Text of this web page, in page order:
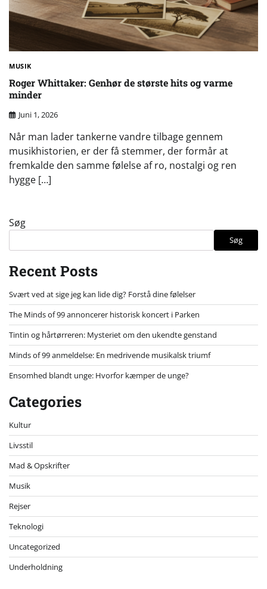
MUSIK
Roger Whittaker: Genhør de største hits og varme
minder
Juni 1, 2026
Når man lader tankerne vandre tilbage gennem
musikhistorien, er der få stemmer, der formår at
fremkalde den samme følelse af ro, nostalgi og ren
hygge […]
Søg
Søg
Recent Posts
Svært ved at sige jeg kan lide dig? Forstå dine følelser
The Minds of 99 annoncerer historisk koncert i Parken
Tintin og hårtørreren: Mysteriet om den ukendte genstand
Minds of 99 anmeldelse: En medrivende musikalsk triumf
Ensomhed blandt unge: Hvorfor kæmper de unge?
Categories
Kultur
Livsstil
Mad & Opskrifter
Musik
Rejser
Teknologi
Uncategorized
Underholdning